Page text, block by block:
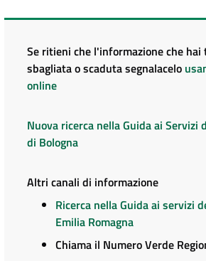
Se ritieni che l'informazione che hai
sbagliata o scaduta segnalacelo
online
Nuova ricerca nella Guida ai Servizi
di Bologna
Altri canali di informazione
Ricerca nella Guida ai servizi
Emilia Romagna
Chiama il Numero Verde